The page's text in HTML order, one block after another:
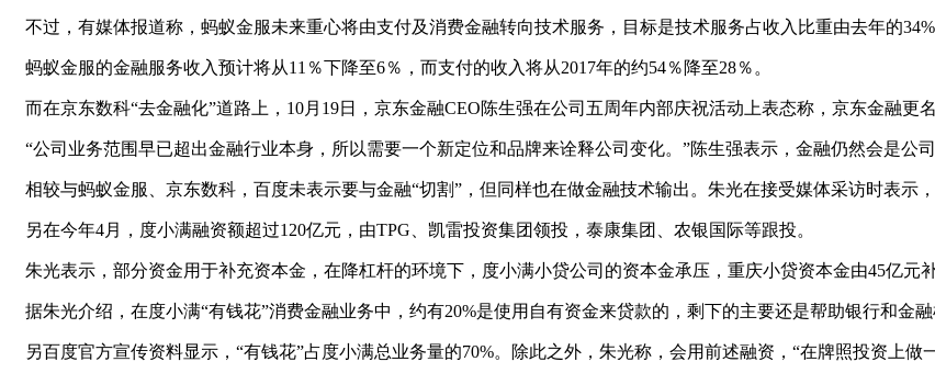
不过，有媒体报道称，蚂蚁金服未来重心将由支付及消费金融转向技术服务，目标是技术服务占收入比重由去年的34%
蚂蚁金服的金融服务收入预计将从11％下降至6％，而支付的收入将从2017年的约54％降至28％。
而在京东数科“去金融化”道路上，10月19日，京东金融CEO陈生强在公司五周年内部庆祝活动上表态称，京东金融更
“公司业务范围早已超出金融行业本身，所以需要一个新定位和品牌来诠释公司变化。”陈生强表示，金融仍然会是公
相较与蚂蚁金服、京东数科，百度未表示要与金融“切割”，但同样也在做金融技术输出。朱光在接受媒体采访时表示
另在今年4月，度小满融资额超过120亿元，由TPG、凯雷投资集团领投，泰康集团、农银国际等跟投。
朱光表示，部分资金用于补充资本金，在降杠杆的环境下，度小满小贷公司的资本金承压，重庆小贷资本金由45亿元补
据朱光介绍，在度小满“有钱花”消费金融业务中，约有20%是使用自有资金来贷款的，剩下的主要还是帮助银行和金融
另百度官方宣传资料显示，“有钱花”占度小满总业务量的70%。除此之外，朱光称，会用前述融资，“在牌照投资上做